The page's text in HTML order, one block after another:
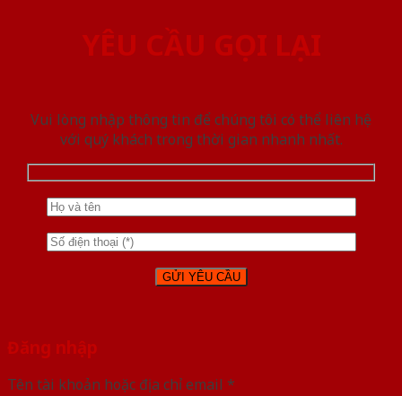
YÊU CẦU GỌI LẠI
Vui lòng nhập thông tin để chúng tôi có thể liên hệ
với quý khách trong thời gian nhanh nhất.
Đăng nhập
Tên tài khoản hoặc địa chỉ email *